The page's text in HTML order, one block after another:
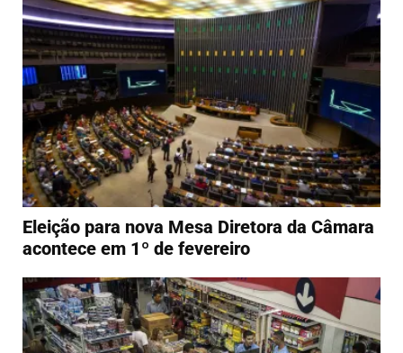
Eleição para nova Mesa Diretora da Câmara
acontece em 1º de fevereiro